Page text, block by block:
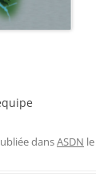
dansASDN le